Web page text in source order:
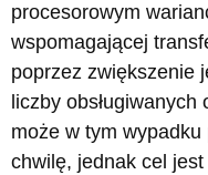
procesorowym
wspomagającej
poprzez zwiększenie
liczby
może w tym
chwilę, jednak cel